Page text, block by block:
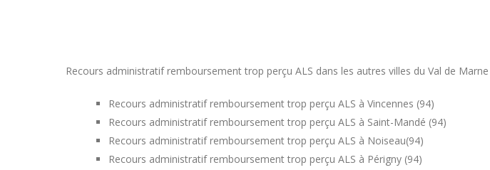
Recours administratif remboursement trop perçu ALS dans les autres villes du Val de Marne
Recours administratif remboursement trop perçu ALS à Vincennes (94)
Recours administratif remboursement trop perçu ALS à Saint-Mandé (94)
Recours administratif remboursement trop perçu ALS à Noiseau(94)
Recours administratif remboursement trop perçu ALS à Périgny (94)